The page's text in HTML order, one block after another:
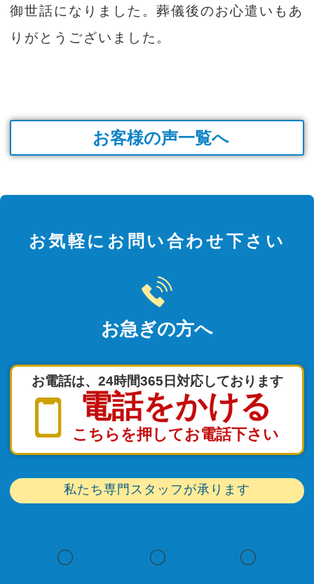
御世話になりました。葬儀後のお心遣いもあ
りがとうございました。
お客様の声一覧へ
お気軽にお問い合わせ下さい
お急ぎの方へ
お電話は、24時間365日対応しております
電話をかける
こちらを押してお電話下さい
私たち専門スタッフが承ります